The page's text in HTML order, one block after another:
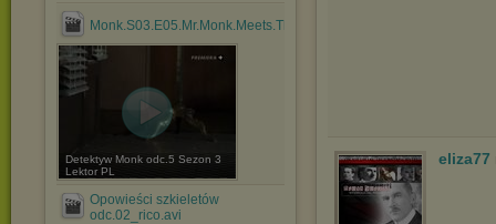
Monk.S03.E05.Mr.Monk.Meets.The.Godfather.Lektor.PL.avi
Detektyw Monk odc.5 Sezon 3
Lektor PL
Opowieści szkieletów
odc.02_rico.avi
eliza77